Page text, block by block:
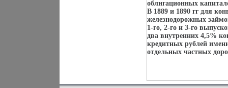
облигационных
В 1889 и 1890 гг для
железнодорожных
1-го, 2-го и 3-го
два внутренних 4,5%
кредитных рублей
отдельных частных